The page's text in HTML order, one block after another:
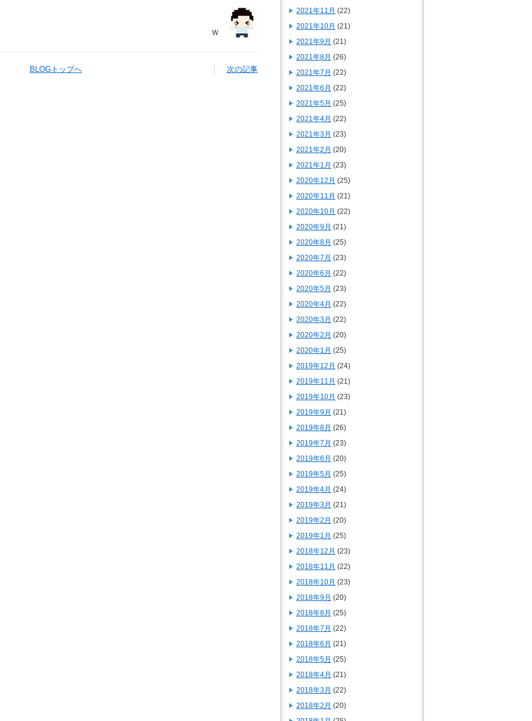
Ｗ
BLOGトップへ 次の記事
2021年11月 (22)
2021年10月 (21)
2021年9月 (21)
2021年8月 (26)
2021年7月 (22)
2021年6月 (22)
2021年5月 (25)
2021年4月 (22)
2021年3月 (23)
2021年2月 (20)
2021年1月 (23)
2020年12月 (25)
2020年11月 (21)
2020年10月 (22)
2020年9月 (21)
2020年8月 (25)
2020年7月 (23)
2020年6月 (22)
2020年5月 (23)
2020年4月 (22)
2020年3月 (22)
2020年2月 (20)
2020年1月 (25)
2019年12月 (24)
2019年11月 (21)
2019年10月 (23)
2019年9月 (21)
2019年8月 (26)
2019年7月 (23)
2019年6月 (20)
2019年5月 (25)
2019年4月 (24)
2019年3月 (21)
2019年2月 (20)
2019年1月 (25)
2018年12月 (23)
2018年11月 (22)
2018年10月 (23)
2018年9月 (20)
2018年8月 (25)
2018年7月 (22)
2018年6月 (21)
2018年5月 (25)
2018年4月 (21)
2018年3月 (22)
2018年2月 (20)